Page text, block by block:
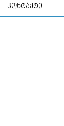
ᲙᲝᲜᲢᲐᲥᲢᲘ